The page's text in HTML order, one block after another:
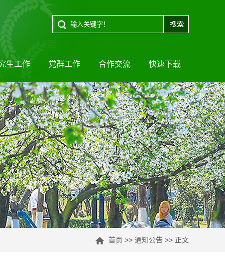
生工作 党群工作 合作交流 快速下载
首页 >> 通知公告 >> 正文